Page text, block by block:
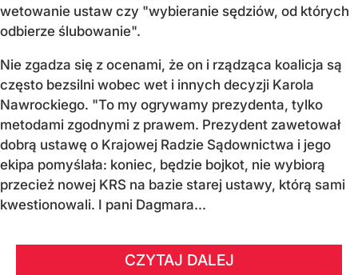
wetowanie ustaw czy "wybieranie sędziów, od których
odbierze ślubowanie".
Nie zgadza się z ocenami, że on i rządząca koalicja są
często bezsilni wobec wet i innych decyzji Karola
Nawrockiego. "To my ogrywamy prezydenta, tylko
metodami zgodnymi z prawem. Prezydent zawetował
dobrą ustawę o Krajowej Radzie Sądownictwa i jego
ekipa pomyślała: koniec, będzie bojkot, nie wybiorą
przecież nowej KRS na bazie starej ustawy, którą sami
kwestionowali. I pani Dagmara...
CZYTAJ DALEJ